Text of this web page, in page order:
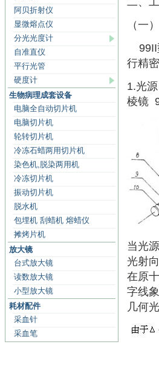
阿贝折射仪
显微熔点仪
分光光度计
自准直仪
平行光管
硬度计
生物病理成套设备
电脑全自动切片机
电脑切片机
轮转切片机
冷冻石蜡两用切片机
染色机,脱染两用机
冷冻切片机
振动切片机
脱水机
包埋机 刮蜡机 熔蜡仪
摊烤片机
放大镜
台式放大镜
读数放大镜
小型放大镜
耗材配件
采血针
采血笔
（一
99II
行精
1.光
棱镜
当光
光射
在原
字线
几何